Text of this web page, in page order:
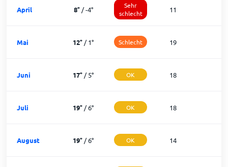
April 8°/-4°
Sehr
schlecht
11
Mai 12° /1° Schlecht 19
Juni 17° /5° OK 18
Juli 19° /6° OK 18
August 19° /6° OK 14